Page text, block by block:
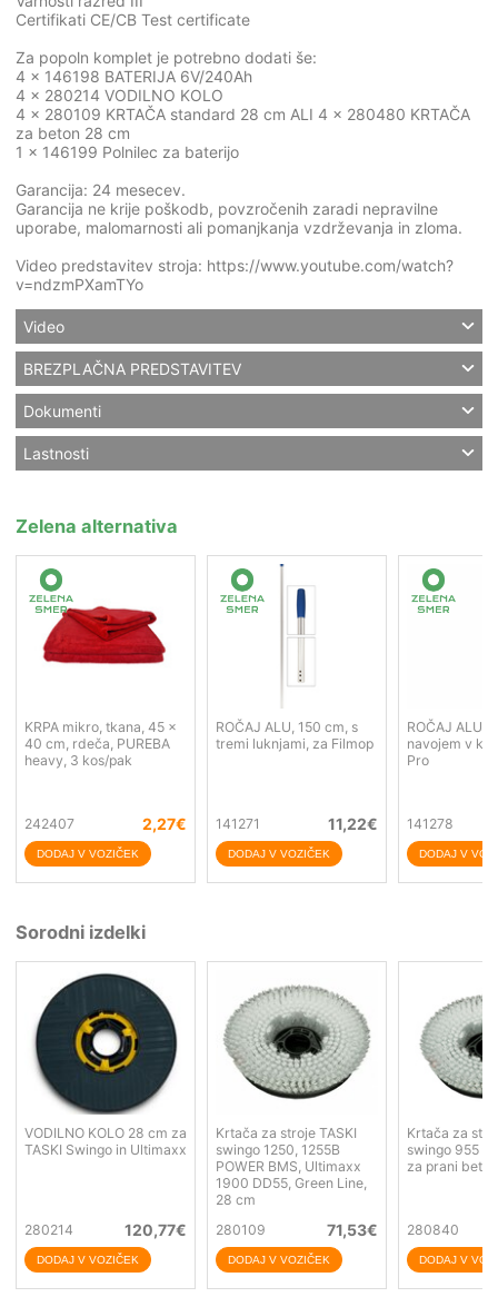
Certifikati CE/CB Test certificate
Za popoln komplet je potrebno dodati še:
4 × 146198 BATERIJA 6V/240Ah
4 × 280214 VODILNO KOLO
4 × 280109 KRTAČA standard 28 cm ALI 4 × 280480 KRTAČA
za beton 28 cm
1 × 146199 Polnilec za baterijo
Garancija: 24 mesecev.
Garancija ne krije poškodb, povzročenih zaradi nepravilne
uporabe, malomarnosti ali pomanjkanja vzdrževanja in zloma.
Video predstavitev stroja: https://www.youtube.com/watch?
v=ndzmPXamTYo
Video
BREZPLAČNA PREDSTAVITEV
Dokumenti
Lastnosti
Zelena alternativa
KRPA mikro, tkana, 45 x
40 cm, rdeča, PUREBA
heavy, 3 kos/pak
242407 2,27€
ROČAJ ALU, 150 cm, s
tremi luknjami, za Filmop
141271 11,22€
ROČAJ ALU,
navojem v
Pro
141278
Sorodni izdelki
VODILNO KOLO 28 cm za
TASKI Swingo in Ultimaxx
280214 120,77€
Krtača za stroje TASKI
swingo 1250, 1255B
POWER BMS, Ultimaxx
1900 DD55, Green Line,
28 cm
280109
71,53€
Krtača za
swingo 955 B
za prani
280840